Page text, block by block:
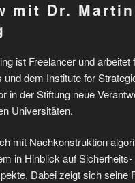
mit Dr. Martin
ist Freelancer und arbeitet
dem Institute for
in der Stiftung neue
Universitäten.
mit Nachkonstruktion
in Hinblick auf Sicherheits-
Dabei zeigt sich seine